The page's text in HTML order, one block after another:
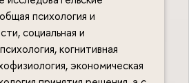
психология и
социальная и
когнитивная
экономическая